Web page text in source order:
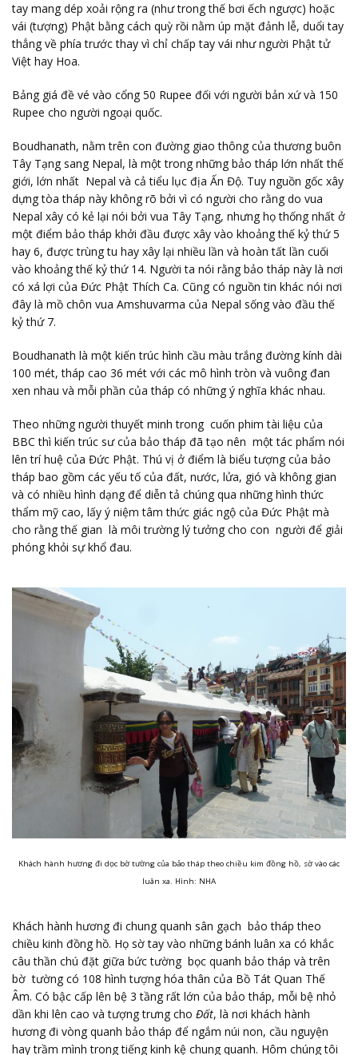
tay mang dép xoải rộng ra (như trong thế bơi ếch ngược) hoặc
vái (tượng) Phật bằng cách quỳ rồi nằm úp mặt đảnh lễ, duổi tay
thẳng về phía trước thay vì chỉ chấp tay vái như người Phật tử
Việt hay Hoa.
Bảng giá đề vé vào cổng 50 Rupee đối với người bản xứ và 150
Rupee cho người ngoại quốc.
Boudhanath, nằm trên con đường giao thông của thương buôn
Tây Tạng sang Nepal, là một trong những bảo tháp lớn nhất thế
giới, lớn nhất Nepal và cả tiểu lục địa Ấn Độ. Tuy nguồn gốc xây
dựng tòa tháp này không rõ bởi vì có người cho rằng do vua
Nepal xây có kẻ lại nói bởi vua Tây Tạng, nhưng họ thống nhất ở
một điểm bảo tháp khởi đầu được xây vào khoảng thế kỷ thứ 5
hay 6, được trùng tu hay xây lại nhiều lần và hoàn tất lần cuối
vào khoảng thế kỷ thứ 14. Người ta nói rằng bảo tháp này là nơi
có xá lợi của Đức Phật Thích Ca. Cũng có nguồn tin khác nói nơi
đây là mồ chôn vua Amshuvarma của Nepal sống vào đầu thế
kỷ thứ 7.
Boudhanath là một kiến trúc hình cầu màu trắng đường kính dài
100 mét, tháp cao 36 mét với các mô hình tròn và vuông đan
xen nhau và mỗi phần của tháp có những ý nghĩa khác nhau.
Theo những người thuyết minh trong cuốn phim tài liệu của
BBC thì kiến trúc sư của bảo tháp đã tạo nên một tác phẩm nói
lên trí huệ của Đức Phật. Thú vị ở điểm là biểu tượng của bảo
tháp bao gồm các yếu tố của đất, nước, lửa, gió và không gian
và có nhiều hình dạng để diễn tả chúng qua những hình thức
thẩm mỹ cao, lấy ý niệm tâm thức giác ngộ của Đức Phật mà
cho rằng thế gian là môi trường lý tưởng cho con người để giải
phóng khỏi sự khổ đau.
Khách hành hương đi dọc bờ tường của bảo tháp theo chiều kim đồng hồ, sờ vào các
luân xa. Hình: NHA
Khách hành hương đi chung quanh sân gạch bảo tháp theo
chiều kinh đồng hồ. Họ sờ tay vào những bánh luân xa có khắc
câu thần chú đặt giữa bức tường bọc quanh bảo tháp và trên
bờ tường có 108 hình tượng hóa thân của Bồ Tát Quan Thế
Âm. Có bậc cấp lên bệ 3 tầng rất lớn của bảo tháp, mỗi bệ nhỏ
dần khi lên cao và tượng trưng cho Đất, là nơi khách hành
hương đi vòng quanh bảo tháp để ngắm núi non, cầu nguyện
hay trầm mình trong tiếng kinh kệ chung quanh. Hôm chúng tôi